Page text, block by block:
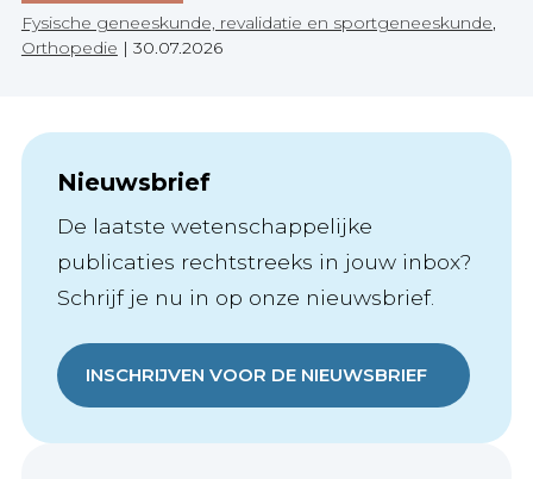
Fysische geneeskunde, revalidatie en sportgeneeskunde
Orthopedie | 30.07.2026
Nieuwsbrief
De laatste wetenschappelijke
publicaties rechtstreeks in jouw inbox?
Schrijf je nu in op onze nieuwsbrief.
INSCHRIJVEN VOOR DE NIEUWSBRIEF